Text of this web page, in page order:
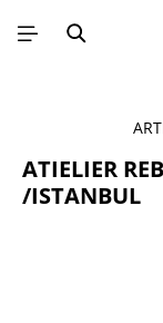
Ga naar de
ATIELIER
/ISTANBUL